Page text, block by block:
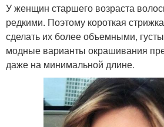
У женщин старшего возраста
редкими. Поэтому короткая
сделать их более объемными,
модные варианты окрашивания
даже на минимальной длине.